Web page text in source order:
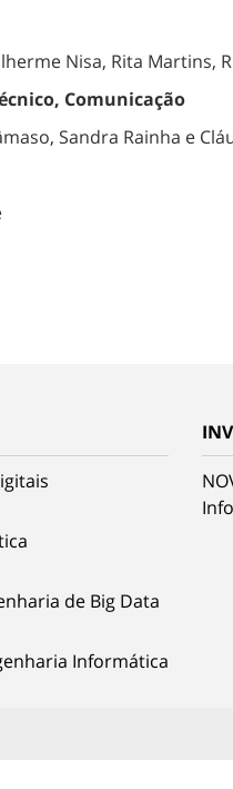
Nisa, Rita Martins,
Comunicação
Sandra Rainha e
de Big Data
Informática